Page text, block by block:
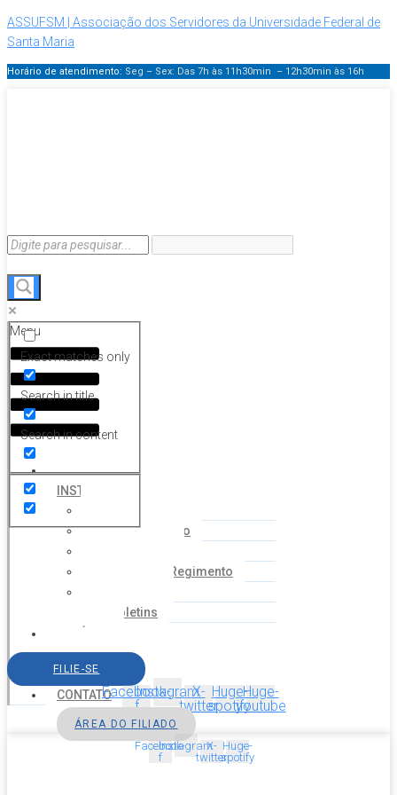
ASSUFSM | Associação dos Servidores da Universidade Federal de
Santa Maria
Horário de atendimento: Seg – Sex: Das 7h às 11h30min – 12h30min às 16h
Exact matches only
Search in title
Search in content
Menu
HOME
INSTITUCIONAL
Coordenação
Estatuto e Regimento
Boletins
SERVIÇOS
AGENDA
CONTATO
FILIE-SE
Facebook-
f
InstagramX-
twitter
Huge-
spotify
Huge-
youtube
ÁREA DO FILIADO
Facebook-
f
InstagramX-
twitter
Huge-
spotify